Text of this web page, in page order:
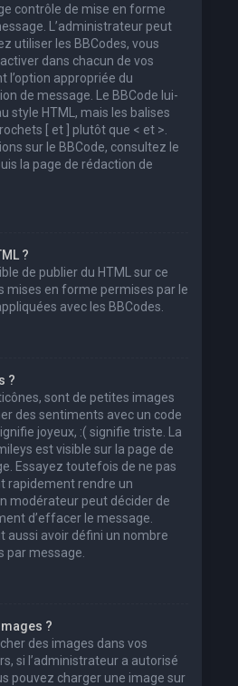
contrôle de mise en forme
L’administrateur peut
utiliser les BBCodes, vous
dans chacun de vos
l’option appropriée du
de message. Le BBCode lui-
style HTML, mais les balises
[ et ] plutôt que < et >.
sur le BBCode, consultez le
la page de rédaction de
?
de publier du HTML sur ce
mises en forme permises par le
avec les BBCodes.
?
sont de petites images
des sentiments avec un code
joyeux, :( signifie triste. La
est visible sur la page de
Essayez toutefois de ne pas
rapidement rendre un
modérateur peut décider de
d’effacer le message.
aussi avoir défini un nombre
par message.
?
des images dans vos
si l’administrateur a autorisé
pouvez charger une image sur